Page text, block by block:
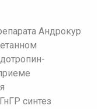
Андрокур
синтез